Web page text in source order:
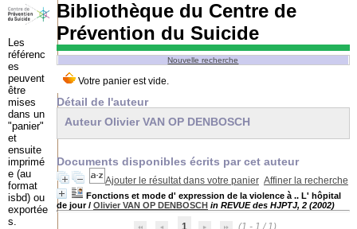
Bibliothèque du Centre de
Prévention du Suicide
Nouvelle recherche
Détail de l'auteur
Auteur Olivier VAN OP DENBOSCH
Documents disponibles écrits par cet auteur
Ajouter le résultat dans votre panier Affiner la recherche
Fonctions et mode d' expression de la violence à .. L' hôpital
de jour/ Olivier VAN OP DENBOSCH in REVUE des HJPTJ, 2 (2002)
1 (1 - 1 / 1)
Les
référenc
es
peuvent
être
mises
dans un
"panier"
et
ensuite
imprimé
e (au
format
isbd) ou
exportée
s.